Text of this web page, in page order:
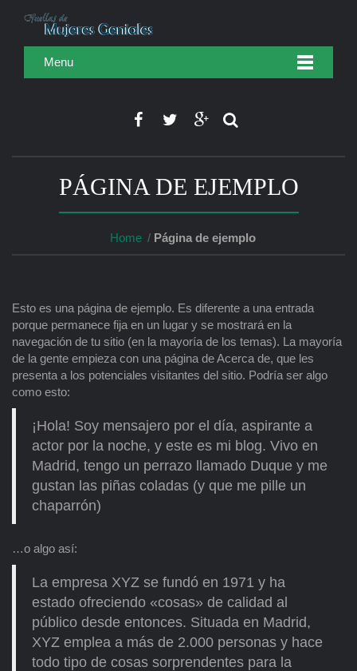
Menu
PÁGINA DE EJEMPLO
Home Página de ejemplo
Esto es una página de ejemplo. Es diferente a una entrada
porque permanece fija en un lugar y se mostrará en la
navegación de tu sitio (en la mayoría de los temas). La mayoría
de la gente empieza con una página de Acerca de, que les
presenta a los potenciales visitantes del sitio. Podría ser algo
como esto:
¡Hola! Soy mensajero por el día, aspirante a
actor por la noche, y este es mi blog. Vivo en
Madrid, tengo un perrazo llamado Duque y me
gustan las piñas coladas (y que me pille un
chaparrón)
…o algo así:
La empresa XYZ se fundó en 1971 y ha
estado ofreciendo «cosas» de calidad al
público desde entonces. Situada en Madrid,
XYZ emplea a más de 2.000 personas y hace
todo tipo de cosas sorprendentes para la